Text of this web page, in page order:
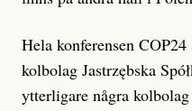
Hela konferensen
kolbolag Jastrzębska
ytterligare några